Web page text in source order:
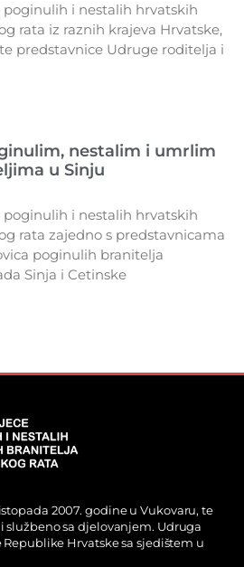
i nestalih hrvatskih
rata iz raznih krajeva Hrvatske,
predstavnice Udruge roditelja i
nestalim i umrlim
u Sinju
i nestalih hrvatskih
rata zajedno s predstavnicama
poginulih branitelja
Sinja i Cetinske
2007. godine u Vukovaru, te
službeno sa djelovanjem. Udruga
Hrvatske sa sjedištem u